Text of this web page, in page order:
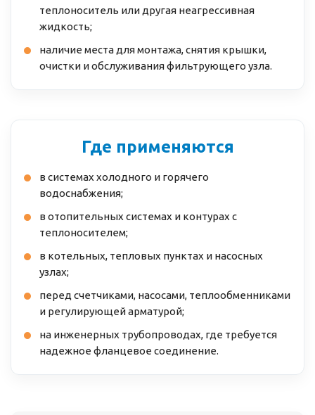
теплоноситель или другая неагрессивная
жидкость;
наличие места для монтажа, снятия крышки,
очистки и обслуживания фильтрующего узла.
Где применяются
в системах холодного и горячего
водоснабжения;
в отопительных системах и контурах с
теплоносителем;
в котельных, тепловых пунктах и насосных
узлах;
перед счетчиками, насосами, теплообменниками
и регулирующей арматурой;
на инженерных трубопроводах, где требуется
надежное фланцевое соединение.